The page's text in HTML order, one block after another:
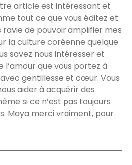
article est intéressant et
tout ce que vous éditez et
ravie de pouvoir amplifier mes
la culture coréenne quelque
savez nous intéresser et
que vous portez à
gentillesse et cœur. Vous
aider à acquérir des
si ce n’est pas toujours
Maya merci vraiment, pour